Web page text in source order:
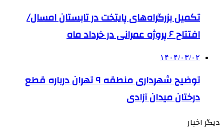
تکمیل بزرگراه‌های پایتخت در تابستان امسال/
افتتاح ۶ پروژه عمرانی در خرداد ماه
۱۴۰۴/۰۳/۰۲
توضیح شهرداری منطقه ۹ تهران درباره قطع
درختان میدان آزادی
دیگر اخبار